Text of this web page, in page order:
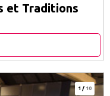
et Traditions
1 / 10